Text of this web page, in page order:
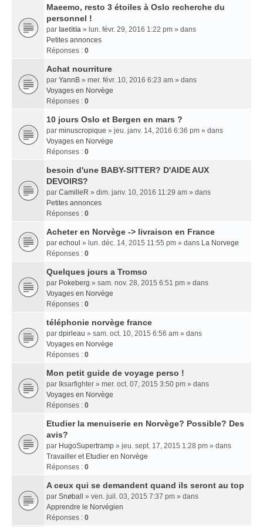
Maeemo, resto 3 étoiles à Oslo recherche du
personnel !
par laetitia » lun. févr. 29, 2016 1:22 pm » dans
Petites annonces
Réponses : 0
Achat nourriture
par YannB » mer. févr. 10, 2016 6:23 am » dans
Voyages en Norvège
Réponses : 0
10 jours Oslo et Bergen en mars ?
par minuscropique » jeu. janv. 14, 2016 6:36 pm » dans
Voyages en Norvège
Réponses : 0
besoin d'une BABY-SITTER? D'AIDE AUX
DEVOIRS?
par CamilleR » dim. janv. 10, 2016 11:29 am » dans
Petites annonces
Réponses : 0
Acheter en Norvège -> livraison en France
par echoul » lun. déc. 14, 2015 11:55 pm » dans La Norvege
Réponses : 0
Quelques jours a Tromso
par Pokeberg » sam. nov. 28, 2015 6:51 pm » dans
Voyages en Norvège
Réponses : 0
téléphonie norvège france
par dpirleau » sam. oct. 10, 2015 6:56 am » dans
Voyages en Norvège
Réponses : 0
Mon petit guide de voyage perso !
par Iksarfighter » mer. oct. 07, 2015 3:50 pm » dans
Voyages en Norvège
Réponses : 0
Etudier la menuiserie en Norvège? Possible? Des
avis?
par HugoSupertramp » jeu. sept. 17, 2015 1:28 pm » dans
Travailler et Etudier en Norvège
Réponses : 0
A ceux qui se demandent quand ils seront au top
par Snøball
» ven. juil. 03, 2015 7:37 pm » dans
Apprendre le Norvégien
Réponses : 0